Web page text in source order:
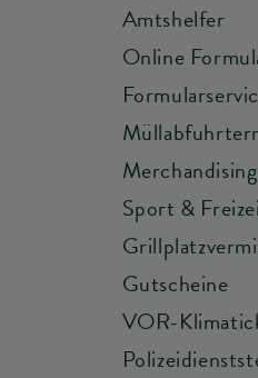
Amtshelfer
Online
Merchandising
Sport &
Gutscheine
VOR-